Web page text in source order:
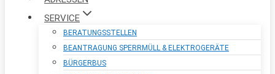
SERVICE
BERATUNGSSTELLEN
BEANTRAGUNG SPERRMÜLL & ELEKTROGERÄTE
BÜRGERBUS